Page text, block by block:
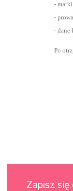
-
-
- dane
Po
Zapisz